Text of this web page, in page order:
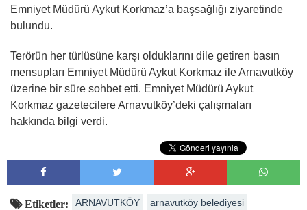
Emniyet Müdürü Aykut Korkmaz’a başsağlığı ziyaretinde
bulundu.
Terörün her türlüsüne karşı olduklarını dile getiren basın
mensupları Emniyet Müdürü Aykut Korkmaz ile Arnavutköy
üzerine bir süre sohbet etti. Emniyet Müdürü Aykut
Korkmaz gazetecilere Arnavutköy’deki çalışmaları
hakkında bilgi verdi.
Etiketler: ARNAVUTKÖY
arnavutköy belediyesi